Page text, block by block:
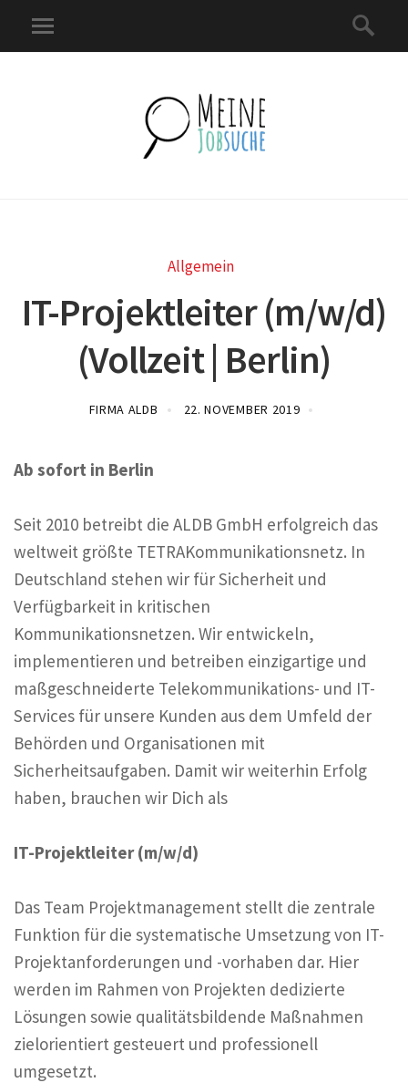
Allgemein
IT-Projektleiter (m/w/d)
(Vollzeit | Berlin)
FIRMA ALDB 22. NOVEMBER 2019
Ab sofort in Berlin
Seit 2010 betreibt die ALDB GmbH erfolgreich das
weltweit größte TETRAKommunikationsnetz. In
Deutschland stehen wir für Sicherheit und
Verfügbarkeit in kritischen
Kommunikationsnetzen. Wir entwickeln,
implementieren und betreiben einzigartige und
maßgeschneiderte Telekommunikations- und IT-
Services für unsere Kunden aus dem Umfeld der
Behörden und Organisationen mit
Sicherheitsaufgaben. Damit wir weiterhin Erfolg
haben, brauchen wir Dich als
IT-Projektleiter (m/w/d)
Das Team Projektmanagement stellt die zentrale
Funktion für die systematische Umsetzung von IT-
Projektanforderungen und -vorhaben dar. Hier
werden im Rahmen von Projekten dedizierte
Lösungen sowie qualitätsbildende Maßnahmen
zielorientiert gesteuert und professionell
umgesetzt.